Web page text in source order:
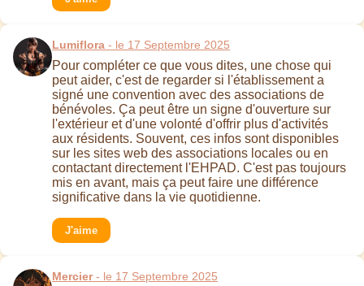
Lumiflora - le 17 Septembre 2025
Pour compléter ce que vous dites, une chose qui
peut aider, c'est de regarder si l'établissement a
signé une convention avec des associations de
bénévoles. Ça peut être un signe d'ouverture sur
l'extérieur et d'une volonté d'offrir plus d'activités
aux résidents. Souvent, ces infos sont disponibles
sur les sites web des associations locales ou en
contactant directement l'EHPAD. C'est pas toujours
mis en avant, mais ça peut faire une différence
significative dans la vie quotidienne.
J'aime
Mercier- le 17 Septembre 2025